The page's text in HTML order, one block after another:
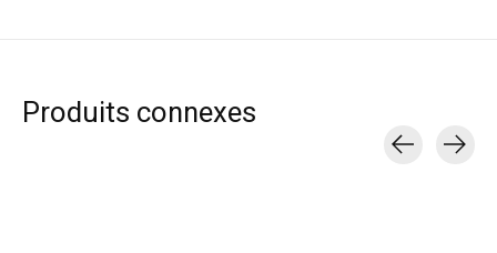
Produits connexes